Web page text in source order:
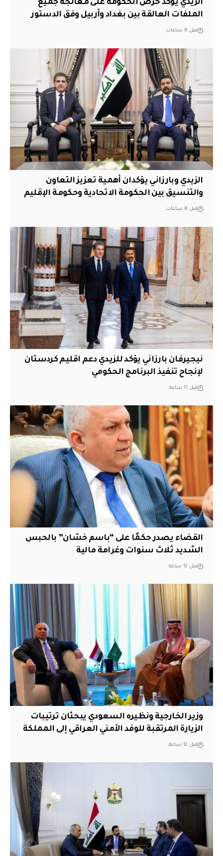
الزيدي يؤكد حرص الحكومة على معالجة جميع
الملفات العالقة بين بغداد وأربيل وفق الدستور
قبل 8 ساعات
الزيدي وبارزاني يؤكدان أهمية تعزيز التعاون
والتنسيق بين الحكومة الاتحادية وحكومة الإقليم
قبل 8 ساعات
نيجيرفان بارزاني يؤكد للزيدي دعم اقليم ‏كردستان
لإنجاح تنفيذ البرنامج الحكومي
قبل 11 ساعة
القضاء يصدر حكمًا على “باسم خشان” بالحبس
الشديد ثلاث سنوات وغرامة مالية
قبل 12 ساعة
وزير الخارجية ونظيره السعودي يبحثان ترتيبات
الزيارة المرتقبة للوفد الأمني العراقي إلى المملكة
قبل 12 ساعة